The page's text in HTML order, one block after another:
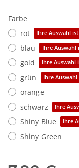
Farbe
rot
Ihre Auswahl
blau Ihre
gold Ihre Auswahl
grün Ihre
orange
schwarz
Ihre
Shiny Blue Ihre
Shiny Green